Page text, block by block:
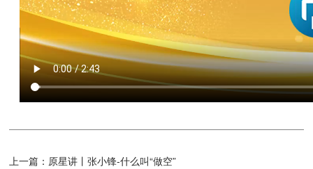
上一篇： 原星讲丨张小锋-什么叫“做空”